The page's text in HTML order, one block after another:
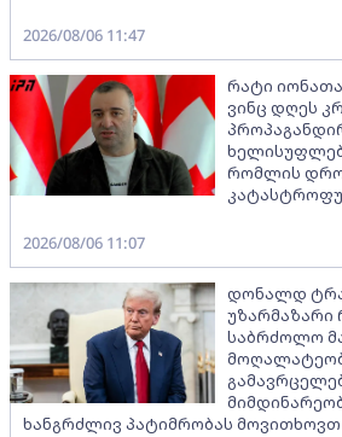
2026/08/06 11:47
რატი
ვინც დღეს
რომლის
2026/08/06 11:07
დონალდ
საბრძოლო
ხანგრძლივ პატიმრობას მოვითხოვთ